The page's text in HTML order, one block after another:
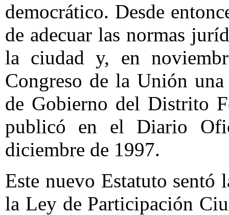
democrático. Desde
de adecuar las normas
la ciudad y, en
Congreso de la Unión
de Gobierno del Distrito
publicó en el Diario
diciembre de 1997.
Este nuevo Estatuto sentó
la Ley de Participación